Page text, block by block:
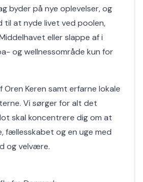
byder på nye oplevelser, og
til at nyde livet ved poolen,
eller slappe af i
og wellnessområde kun for
Oren Keren samt erfarne lokale
Vi sørger for alt det
skal koncentrere dig om at
fællesskabet og en uge med
og velvære.